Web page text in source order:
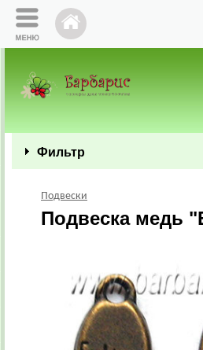
Фильтр
Подвески
Подвеска медь